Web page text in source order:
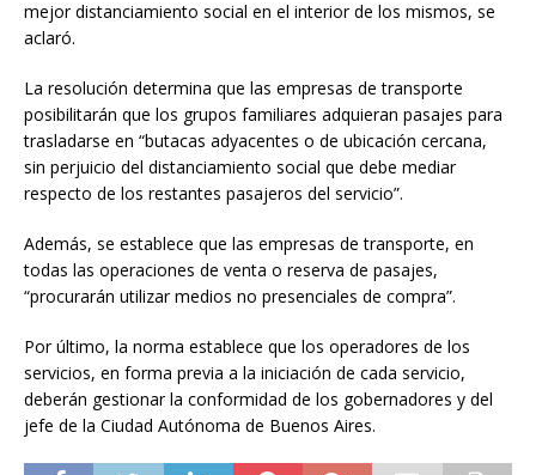
mejor distanciamiento social en el interior de los mismos, se
aclaró.
La resolución determina que las empresas de transporte
posibilitarán que los grupos familiares adquieran pasajes para
trasladarse en “butacas adyacentes o de ubicación cercana,
sin perjuicio del distanciamiento social que debe mediar
respecto de los restantes pasajeros del servicio”.
Además, se establece que las empresas de transporte, en
todas las operaciones de venta o reserva de pasajes,
“procurarán utilizar medios no presenciales de compra”.
Por último, la norma establece que los operadores de los
servicios, en forma previa a la iniciación de cada servicio,
deberán gestionar la conformidad de los gobernadores y del
jefe de la Ciudad Autónoma de Buenos Aires.